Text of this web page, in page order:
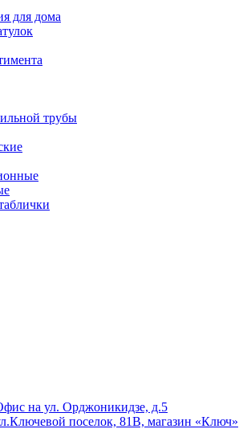
для дома
трубы
на ул. Орджоникидзе, д.5
поселок, 81В, магазин «Ключ»